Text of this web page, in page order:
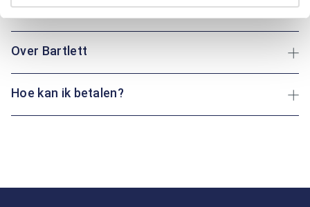
Maatinformatie
Over Bartlett
Hoe kan ik betalen?